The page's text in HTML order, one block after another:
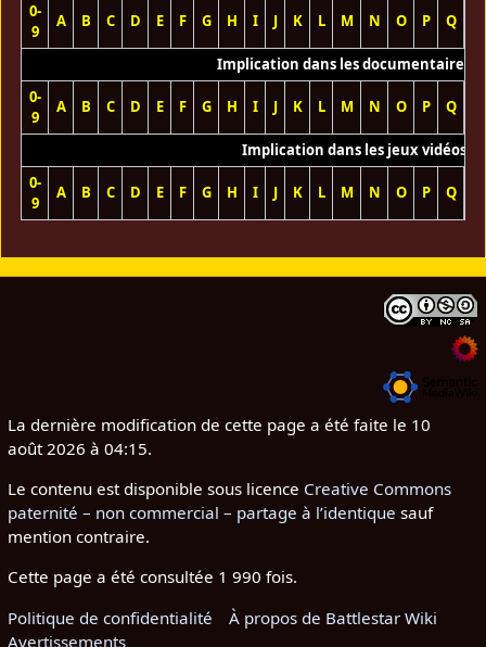
0-
9
A B C D E F G H I J K L M N O P Q
Implication dans les documentaires
0-
9
A B C D E F G H I J K L M N O P Q
Implication dans les jeux vidéos
0-
9
A B C D E F G H I J K L M N O P Q
La dernière modification de cette page a été faite le 10
août 2026 à 04:15.
Le contenu est disponible sous licence Creative Commons
paternité – non commercial – partage à l’identique sauf
mention contraire.
Cette page a été consultée 1 990 fois.
Politique de confidentialité
À propos de Battlestar Wiki
Avertissements